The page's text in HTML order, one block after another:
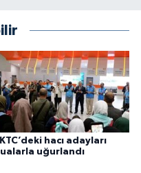
hacı adayları
uğurlandı